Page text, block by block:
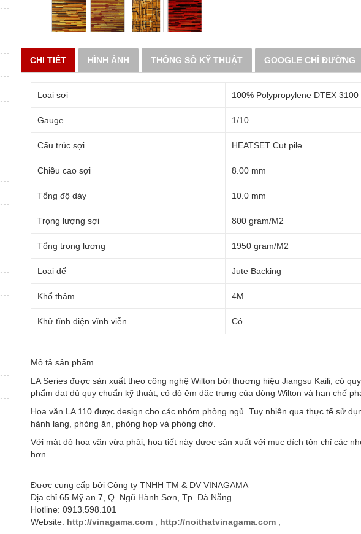
CHI TIẾT HÌNH ẢNH THÔNG SỐ KỸ THUẬT GOOGLE CHỈ ĐƯỜNG
Loại sợi 100% Polypropylene DTEX 3100
Gauge 1/10
Cấu trúc sợi HEATSET Cut pile
Chiều cao sợi 8.00 mm
Tổng độ dày 10.0 mm
Trọng lượng sợi 800 gram/M2
Tổng trọng lượng 1950 gram/M2
Loại đế Jute Backing
Khổ thảm 4M
Khử tĩnh điện vĩnh viễn Có
Mô tả sản phẩm
LA Series được sản xuất theo công nghệ Wilton bởi thương hiệu Jiangsu Kaili, có
phẩm đạt đủ quy chuẩn kỹ thuật, có độ êm đặc trưng của dòng Wilton và hạn chế
Hoa văn LA 110 được design cho các nhóm phòng ngủ. Tuy nhiên qua thực tế sử
hành lang, phòng ăn, phòng họp và phòng chờ.
Với mật độ hoa văn vừa phải, họa tiết này được sản xuất với mục đích tôn chỉ các
hơn.
Được cung cấp bởi Công ty TNHH TM & DV VINAGAMA
Địa chỉ 65 Mỹ an 7, Q. Ngũ Hành Sơn, Tp. Đà Nẵng
Hotline: 0913.598.101
Website: http://vinagama.com ; http://noithatvinagama.com ;